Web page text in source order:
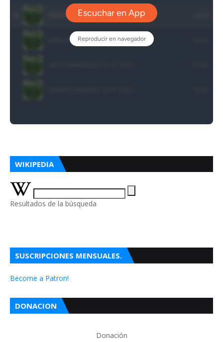
WIKIPEDIA
Resultados de la búsqueda
SUSCRIPCIONES MENSUALES.
Become a Patron!
DONACION
Donación